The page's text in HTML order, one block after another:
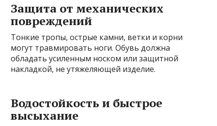
Защита от механических
повреждений
Тонкие тропы, острые камни, ветки и корни
могут травмировать ноги. Обувь должна
обладать усиленным носком или защитной
накладкой, не утяжеляющей изделие.
Водостойкость и быстрое
высыхание